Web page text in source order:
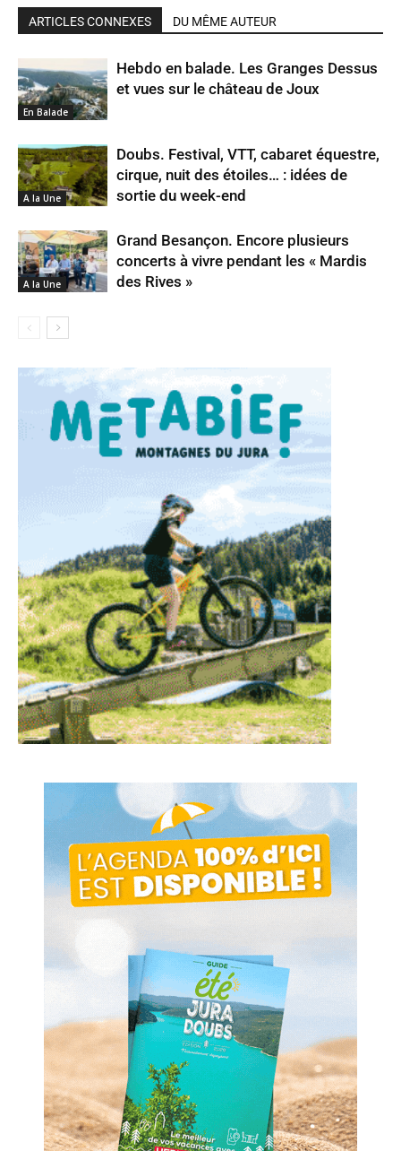
ARTICLES CONNEXES DU MÊME AUTEUR
En Balade
Hebdo en balade. Les Granges Dessus
et vues sur le château de Joux
A la Une
Doubs. Festival, VTT, cabaret équestre,
cirque, nuit des étoiles… : idées de
sortie du week-end
A la Une
Grand Besançon. Encore plusieurs
concerts à vivre pendant les « Mardis
des Rives »